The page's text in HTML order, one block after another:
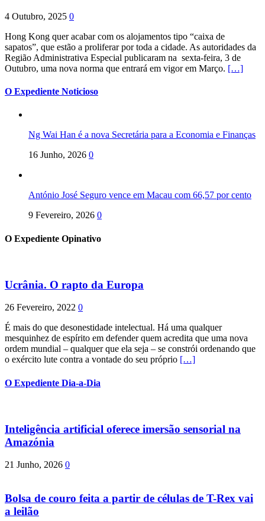
4 Outubro, 2025 0
Hong Kong quer acabar com os alojamentos tipo “caixa de
sapatos”, que estão a proliferar por toda a cidade. As autoridades da
Região Administrativa Especial publicaram na sexta-feira, 3 de
Outubro, uma nova norma que entrará em vigor em Março. […]
O Expediente Noticioso
Ng Wai Han é a nova Secretária para a Economia e Finanças
16 Junho, 2026 0
António José Seguro vence em Macau com 66,57 por cento
9 Fevereiro, 2026 0
O Expediente Opinativo
Ucrânia. O rapto da Europa
26 Fevereiro, 2022 0
É mais do que desonestidade intelectual. Há uma qualquer
mesquinhez de espírito em defender quem acredita que uma nova
ordem mundial – qualquer que ela seja – se constrói ordenando que
o exército lute contra a vontade do seu próprio […]
O Expediente Dia-a-Dia
Inteligência artificial oferece imersão sensorial na
Amazónia
21 Junho, 2026 0
Bolsa de couro feita a partir de células de T-Rex vai
a leilão